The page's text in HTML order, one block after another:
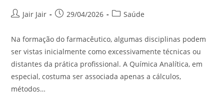
Jair Jair 29/04/2026 Saúde
Na formação do farmacêutico, algumas disciplinas podem
ser vistas inicialmente como excessivamente técnicas ou
distantes da prática profissional. A Química Analítica, em
especial, costuma ser associada apenas a cálculos,
métodos…